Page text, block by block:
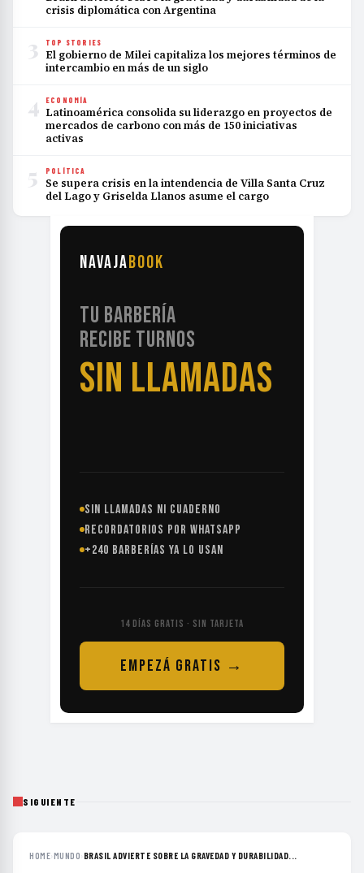
crisis diplomática con Argentina
3 TOP STORIES
El gobierno de Milei capitaliza los mejores términos de
intercambio en más de un siglo
4 ECONOMÍA
Latinoamérica consolida su liderazgo en proyectos de
mercados de carbono con más de 150 iniciativas
activas
5 POLÍTICA
Se supera crisis en la intendencia de Villa Santa Cruz
del Lago y Griselda Llanos asume el cargo
NAVAJABOOK
TU BARBERÍA
RECIBE TURNOS
SIN LLAMADAS
SIN LLAMADAS NI CUADERNO
RECORDATORIOS POR WHATSAPP
+240 BARBERÍAS YA LO USAN
14 DÍAS GRATIS · SIN TARJETA
EMPEZÁ GRATIS →
SIGUIENTE
HOME›MUNDO› BRASIL ADVIERTE SOBRE LA GRAVEDAD Y DURABILIDAD...